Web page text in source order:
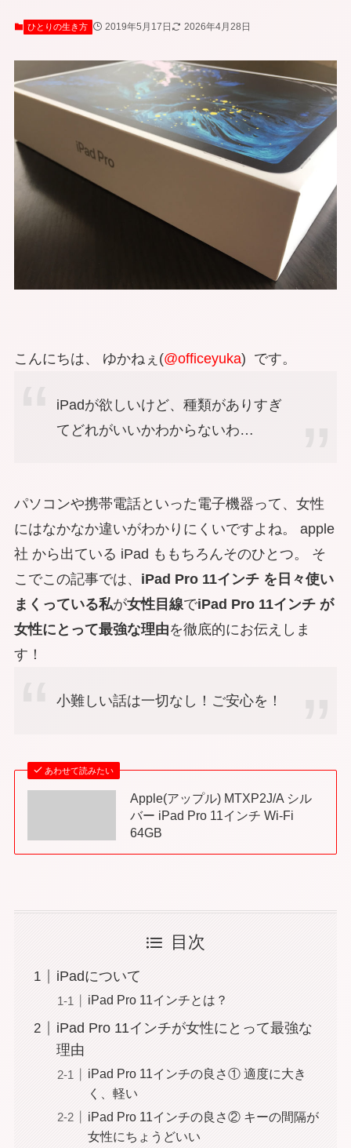
ひとりの生き方 2019年5月17日 2026年4月28日
こんにちは、 ゆかねぇ(@officeyuka) です。
iPadが欲しいけど、種類がありすぎ
てどれがいいかわからないわ…
パソコンや携帯電話といった電子機器って、女性
にはなかなか違いがわかりにくいですよね。 apple
社 から出ている iPad ももちろんそのひとつ。 そ
こでこの記事では、 iPad Pro 11インチ を日々使い
まくっている私が女性目線でiPad Pro 11インチ が
女性にとって最強な理由を徹底的にお伝えしま
す！
小難しい話は一切なし！ご安心を！
あわせて読みたい
Apple(アップル) MTXP2J/A シル
バー iPad Pro 11インチ Wi-Fi
64GB
目次
iPadについて
iPad Pro 11インチとは？
iPad Pro 11インチが女性にとって最強な
理由
iPad Pro 11インチの良さ① 適度に大き
く、軽い
iPad Pro 11インチの良さ② キーの間隔が
女性にちょうどいい